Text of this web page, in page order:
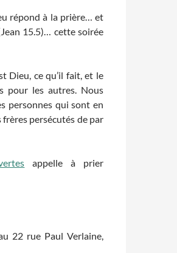
répond à la prière… et
15.5)… cette soirée
Dieu, ce qu’il fait, et le
pour les autres. Nous
personnes qui sont en
persécutés de par
appelle à prier
22 rue Paul Verlaine,